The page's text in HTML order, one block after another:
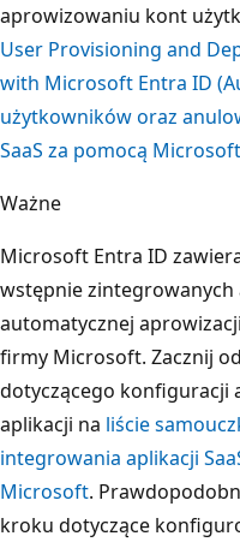
aprowizowaniu kont
User Provisioning and
with Microsoft Entra ID
użytkowników oraz
SaaS za pomocą
Ważne
Microsoft Entra ID
wstępnie zintegrowanych
automatycznej
firmy Microsoft. Zacznij
dotyczącego konfiguracji
aplikacji na liście
integrowania aplikacji
Microsoft.
kroku dotyczące